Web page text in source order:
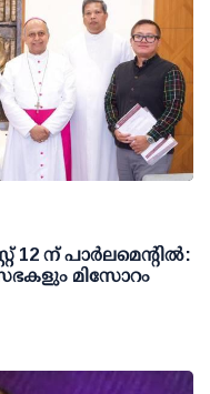
ന് പാര്‍ലമെന്റില്‍:
മിസോറം